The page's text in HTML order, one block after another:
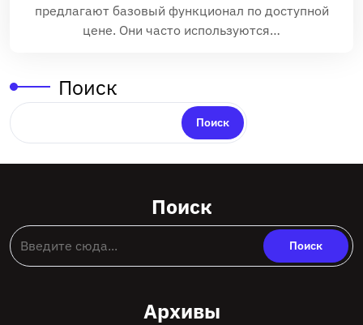
предлагают базовый функционал по доступной
цене. Они часто используются…
Поиск
Поиск
Поиск
Архивы